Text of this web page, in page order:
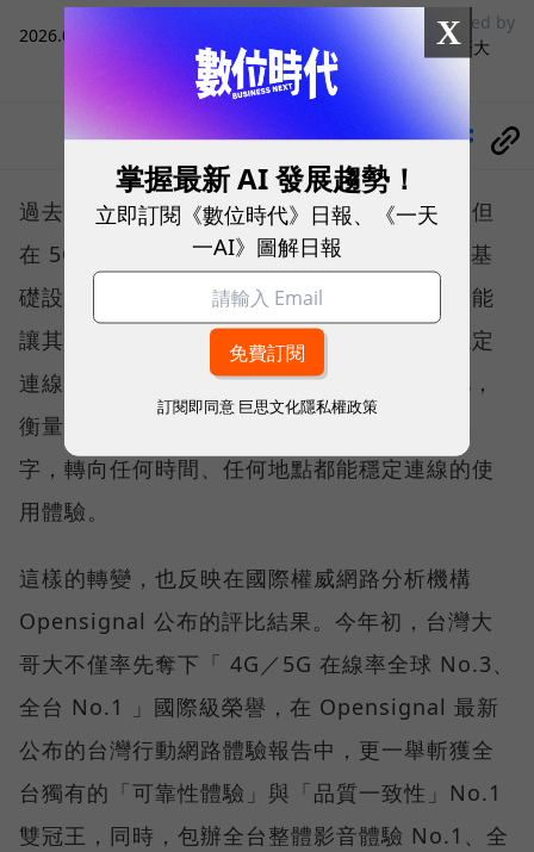
2026.08.03 3C生活
sponsored by
台灣大哥大
分享
過去，下載速度是評價電信服務的重要指標，但
在 5G 成為工作、娛樂、生活不可或缺的數位基
礎設施後，消費者發現，再快的網速，如果不能
讓其在人潮聚集、高速移動或室內空間維持穩定
連線，即無法轉換成好的使用體驗，也因如此，
衡量「好網路」的標準，也逐漸從追求測速數
字，轉向任何時間、任何地點都能穩定連線的使
用體驗。
這樣的轉變，也反映在國際權威網路分析機構
Opensignal 公布的評比結果。今年初，台灣大
哥大不僅率先奪下「 4G／5G 在線率全球 No.3、
全台 No.1 」國際級榮譽，在 Opensignal 最新
公布的台灣行動網路體驗報告中，更一舉斬獲全
台獨有的「可靠性體驗」與「品質一致性」No.1
雙冠王，同時，包辦全台整體影音體驗 No.1、全
X
掌握最新 AI 發展趨勢！
立即訂閱《數位時代》日報、《一天
一AI》圖解日報
訂閱即同意 巨思文化隱私權政策